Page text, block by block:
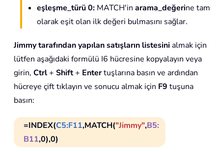
eşleşme_türü 0: MATCH'in arama_değerine tam
olarak eşit olan ilk değeri bulmasını sağlar.
Jimmy tarafından yapılan satışların listesini almak için
lütfen aşağıdaki formülü I6 hücresine kopyalayın veya
girin, Ctrl+ Shift+ Entertuşlarına basın ve ardından
hücreye çift tıklayın ve sonucu almak için F9 tuşuna
basın:
=INDEX(C5:F11,MATCH("Jimmy",B5:
B11,0),0)